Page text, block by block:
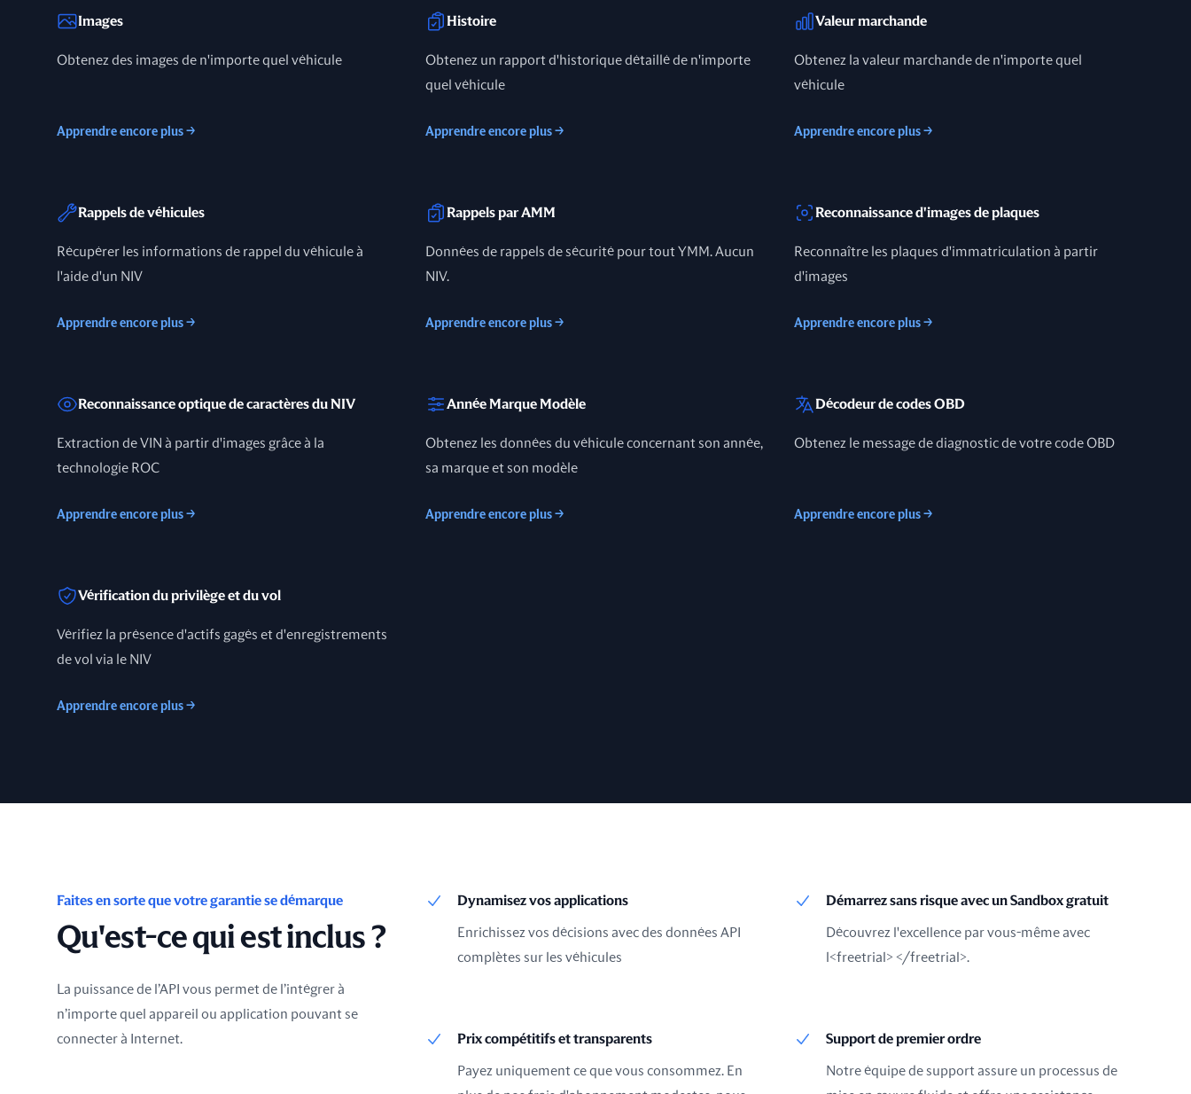
Images
Obtenez des images de n'importe quel véhicule
Apprendre encore plus →
Histoire
Obtenez un rapport d'historique détaillé de n'importe
quel véhicule
Apprendre encore plus →
Valeur marchande
Obtenez la valeur marchande de n'importe quel
véhicule
Apprendre encore plus →
Rappels de véhicules
Récupérer les informations de rappel du véhicule à
l'aide d'un NIV
Apprendre encore plus →
Rappels par AMM
Données de rappels de sécurité pour tout YMM. Aucun
NIV.
Apprendre encore plus →
Reconnaissance d'images de plaques
Reconnaître les plaques d'immatriculation à partir
d'images
Apprendre encore plus →
Reconnaissance optique de caractères du NIV
Extraction de VIN à partir d'images grâce à la
technologie ROC
Apprendre encore plus →
Année Marque Modèle
Obtenez les données du véhicule concernant son année,
sa marque et son modèle
Apprendre encore plus →
Décodeur de codes OBD
Obtenez le message de diagnostic de votre code OBD
Apprendre encore plus →
Vérification du privilège et du vol
Vérifiez la présence d'actifs gagés et d'enregistrements
de vol via le NIV
Apprendre encore plus →
Faites en sorte que votre garantie se démarque
Qu'est-ce qui est inclus ?
La puissance de l’API vous permet de l’intégrer à
n’importe quel appareil ou application pouvant se
connecter à Internet.
Dynamisez vos applications
Enrichissez vos décisions avec des données API
complètes sur les véhicules
Démarrez sans risque avec un Sandbox gratuit
Découvrez l'excellence par vous-même avec
l<freetrial> </freetrial>.
Prix compétitifs et transparents
Payez uniquement ce que vous consommez. En
Support de premier ordre
Notre équipe de support assure un processus de